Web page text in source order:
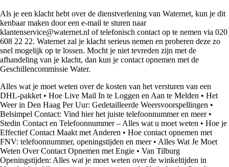
Als je een klacht hebt over de dienstverlening van Waternet, kun je dit
kenbaar maken door een e-mail te sturen naar
klantenservice@waternet.nl of telefonisch contact op te nemen via 020
608 22 22. Waternet zal je klacht serieus nemen en proberen deze zo
snel mogelijk op te lossen. Mocht je niet tevreden zijn met de
afhandeling van je klacht, dan kun je contact opnemen met de
Geschillencommissie Water.
Alles wat je moet weten over de kosten van het versturen van een
DHL-pakket • Hoe Live Mail In te Loggen en Aan te Melden • Het
Weer in Den Haag Per Uur: Gedetailleerde Weersvoorspellingen •
Belsimpel Contact: Vind hier het juiste telefoonnummer en meer•
Stedin Contact en Telefoonnummer – Alles wat u moet weten • Hoe je
Effectief Contact Maakt met Anderen • Hoe contact opnemen met
FNV: telefoonnummer, openingstijden en meer• Alles Wat Je Moet
Weten Over Contact Opnemen met Engie • Van Tilburg
Openingstijden: Alles wat je moet weten over de winkeltijden in